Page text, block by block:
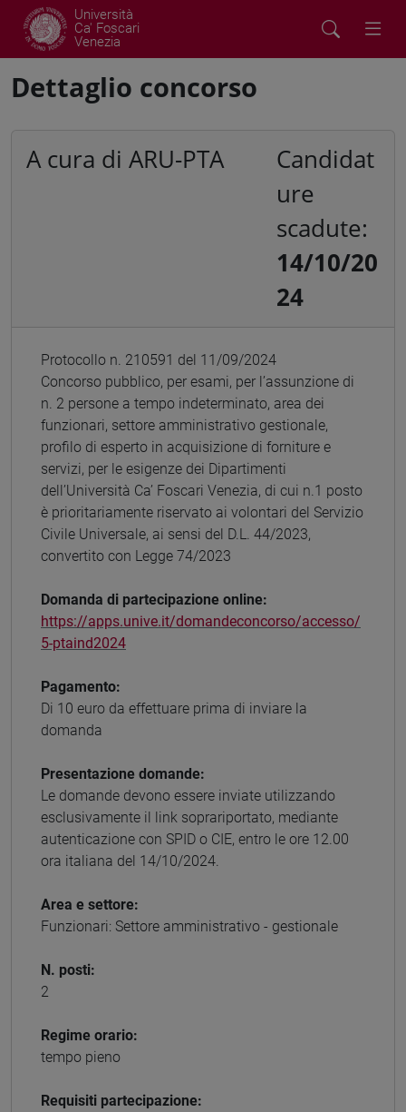
Università
Ca' Foscari
Venezia
Dettaglio concorso
A cura di ARU-PTA
Candidat
ure
scadute:
14/10/20
24
Protocollo n. 210591 del 11/09/2024
Concorso pubblico, per esami, per l’assunzione di
n. 2 persone a tempo indeterminato, area dei
funzionari, settore amministrativo gestionale,
profilo di esperto in acquisizione di forniture e
servizi, per le esigenze dei Dipartimenti
dell’Università Ca’ Foscari Venezia, di cui n.1 posto
è prioritariamente riservato ai volontari del Servizio
Civile Universale, ai sensi del D.L. 44/2023,
convertito con Legge 74/2023
Domanda di partecipazione online:
https://apps.unive.it/domandeconcorso/accesso/
5-ptaind2024
Pagamento:
Di 10 euro da effettuare prima di inviare la
domanda
Presentazione domande:
Le domande devono essere inviate utilizzando
esclusivamente il link soprariportato, mediante
autenticazione con SPID o CIE, entro le ore 12.00
ora italiana del 14/10/2024.
Area e settore:
Funzionari: Settore amministrativo - gestionale
N. posti:
2
Regime orario:
tempo pieno
Requisiti partecipazione: